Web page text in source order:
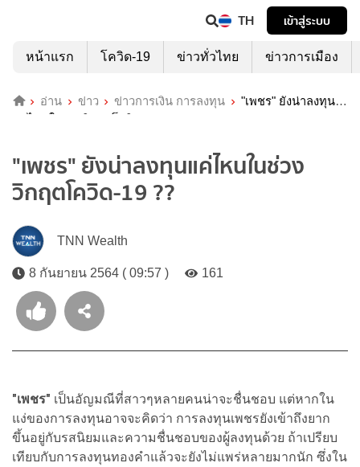
TH เข้าสู่ระบบ
หน้าแรก โควิด-19 ข่าวทั่วไทย ข่าวการเมือง
อ่าน ข่าว ข่าวการเงิน การลงทุน
"เพชร" ยังน่าลงทุน
"เพชร" ยังน่าลงทุนแค่ไหนในช่วง
วิกฤตโควิด-19 ??
TNN Wealth
8 กันยายน 2564 ( 09:57 ) 161
"เพชร" เป็นอัญมณีที่สาวๆหลายคนน่าจะชื่นชอบ แต่หากใน
แง่ของการลงทุนอาจจะคิดว่า การลงทุนเพชรยังเข้าถึงยาก
ขึ้นอยู่กับรสนิยมและความชื่นชอบของผู้ลงทุนด้วย ถ้าเปรียบ
เทียบกับการลงทุนทองคำแล้วจะยังไม่แพร่หลายมากนัก ซึ่งใน